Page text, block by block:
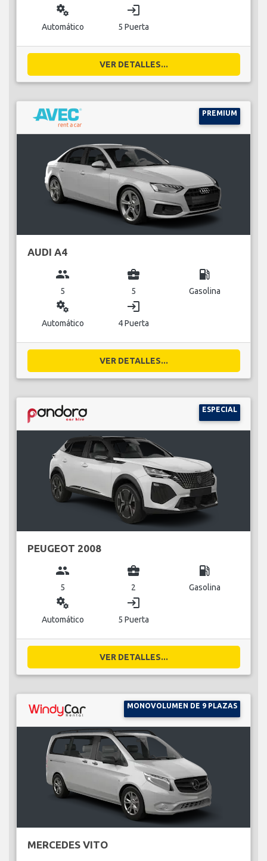
miscellaneous_services
Automático
login
5 Puerta
VER DETALLES...
PREMIUM
AUDI A4
group
5
business_center
5
local_gas_station
Gasolina
miscellaneous_services
Automático
login
4 Puerta
VER DETALLES...
ESPECIAL
PEUGEOT 2008
group
5
business_center
2
local_gas_station
Gasolina
miscellaneous_services
Automático
login
5 Puerta
VER DETALLES...
MONOVOLUMEN DE 9 PLAZAS
MERCEDES VITO